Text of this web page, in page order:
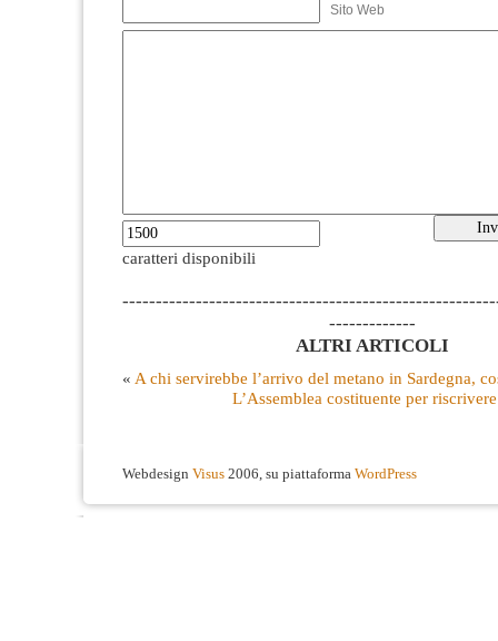
Sito Web
caratteri disponibili
-------------
ALTRI ARTICOLI
« A chi servirebbe l’arrivo del metano in Sardegna,
L’Assemblea costituente per
Webdesign Visus 2006, su piattaforma WordPress